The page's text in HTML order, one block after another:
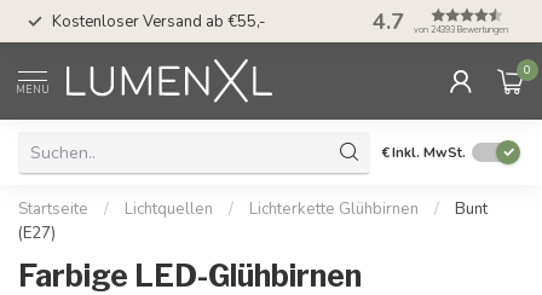
Kostenloser Versand ab €55,- 50 Tage
Möglichkeit
4.7 von 24393 Bewertungen
MENU
0
€Inkl. MwSt.
Startseite / Lichtquellen / Lichterkette Glühbirnen /
Bunt
(E27)
Farbige LED-Glühbirnen